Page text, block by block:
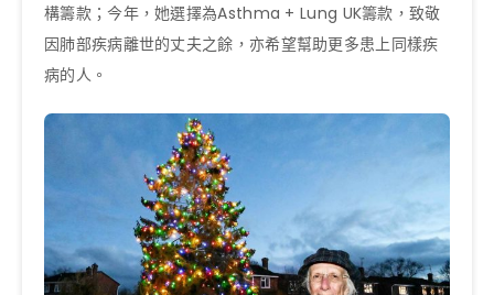
構籌款；今年，她選擇為Asthma + Lung UK籌款，致敬
因肺部疾病離世的丈夫之餘，亦希望幫助更多患上同樣疾
病的人。